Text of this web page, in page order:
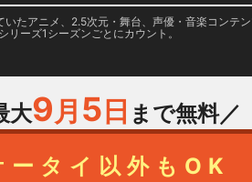
たアニメ、2.5次元・舞台、声優・音楽コンテ
ーズ1シーズンごとにカウント。
大9月 5 日 まで無料／
ータイ以外もOK